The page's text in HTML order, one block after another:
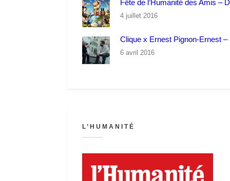
Fête de l’Humanité des Amis –
4 juillet 2016
Clique x Ernest Pignon-Ernest
6 avril 2016
L’HUMANITÉ